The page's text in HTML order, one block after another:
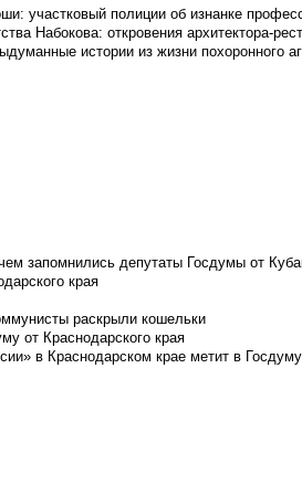
участковый полиции об изнанке
Набокова: откровения архитектора-
истории из жизни похоронного
запомнились депутаты Госдумы от
края
раскрыли кошельки
от Краснодарского края
в Краснодарском крае метит в Госдуму